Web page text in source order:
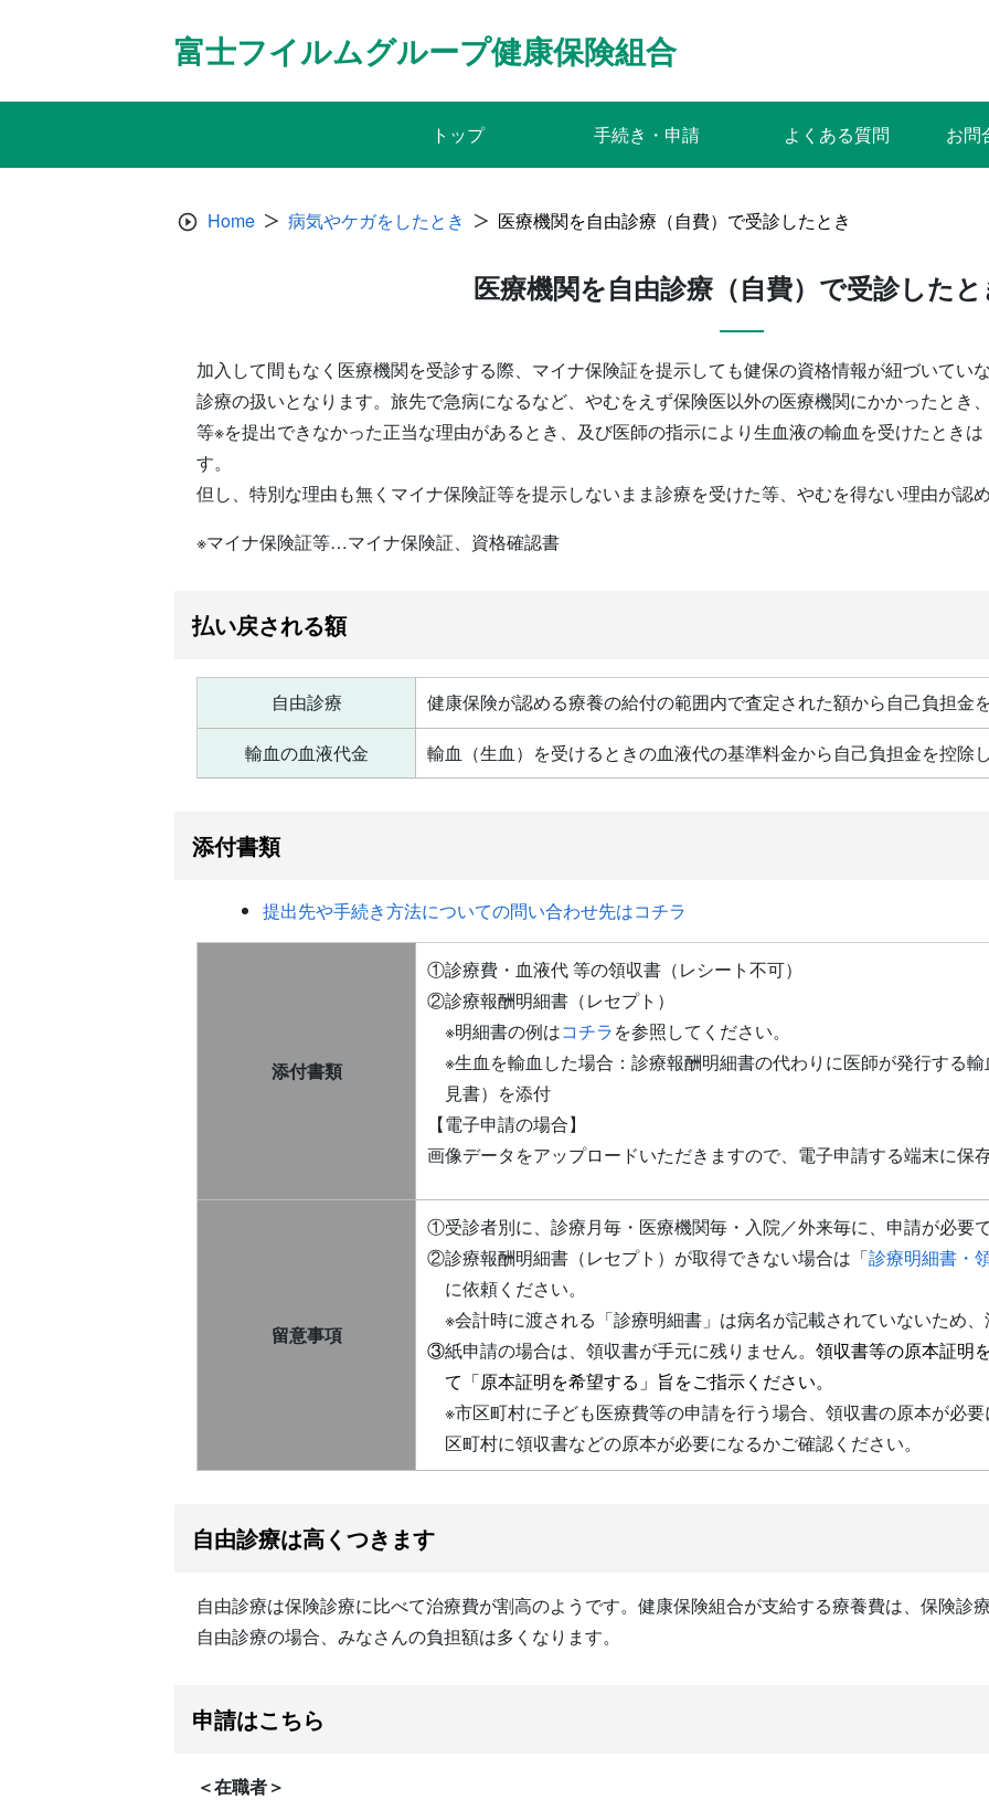
富士フイルムグループ健康保険組合
トップ 手続き・申請 よくある質問 お問
Home 病気やケガをしたとき 医療機関を自由診療（自費）で受診したとき
医療機関を自由診療（自費）で受診した
加入して間もなく医療機関を受診する際、マイナ保険証を提示しても健保の資格情報が紐づいてい
診療の扱いとなります。旅先で急病になるなど、やむをえず保険医以外の医療機関にかかったとき
等※を提出できなかった正当な理由があるとき、及び医師の指示により生血液の輸血を受けたとき
す。
但し、特別な理由も無くマイナ保険証等を提示しないまま診療を受けた等、やむを得ない理由が認
※マイナ保険証等…マイナ保険証、資格確認書
払い戻される額
自由診療
健康保険が認める療養の給付の範囲内で査定された額から自己負担金
輸血の血液代金
輸血（生血）を受けるときの血液代の基準料金から自己負担金を控除
添付書類
提出先や手続き方法についての問い合わせ先はコチラ
添付書類
①診療費・血液代 等の領収書（レシート不可）
②診療報酬明細書（レセプト）
※明細書の例はコチラを参照してください。
※生血を輸血した場合：診療報酬明細書の代わりに医師が発行する
見書）を添付
【電子申請の場合】
画像データをアップロードいただきますので、電子申請する端末に保
留意事項
①受診者別に、診療月毎・医療機関毎・入院／外来毎に、申請が必要
②診療報酬明細書（レセプト）が取得できない場合は「診療明細書・
に依頼ください。
※会計時に渡される「診療明細書」は病名が記載されていないため
③紙申請の場合は、領収書が手元に残りません。 領収書等の原本証明
て「原本証明を希望する」旨をご指示ください。
※市区町村に子ども医療費等の申請を行う場合、領収書の原本が必
区町村に領収書などの原本が必要になるかご確認ください。
自由診療は高くつきます
自由診療は保険診療に比べて治療費が割高のようです。健康保険組合が支給する療養費は、保険診
自由診療の場合、みなさんの負担額は多くなります。
申請はこちら
＜在職者＞